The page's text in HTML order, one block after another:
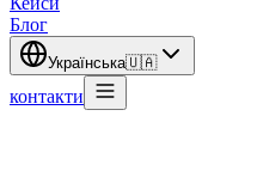
Блог
Українська🇺🇦
контакти